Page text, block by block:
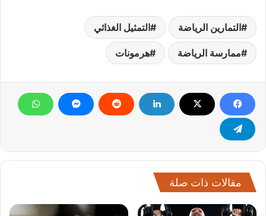
التمارين الرياضة التمثيل الغذائي
ممارسة الرياضة هرمونات
مقالات ذات صلة